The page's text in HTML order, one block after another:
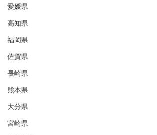
愛媛県
高知県
福岡県
佐賀県
長崎県
熊本県
大分県
宮崎県